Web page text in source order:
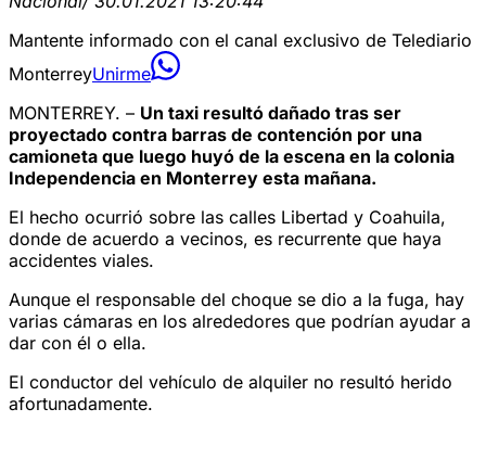
Mantente informado con el canal exclusivo de Telediario
MonterreyUnirme
MONTERREY. – Un taxi resultó dañado tras ser
proyectado contra barras de contención por una
camioneta que luego huyó de la escena en la colonia
Independencia en Monterrey esta mañana.
El hecho ocurrió sobre las calles Libertad y Coahuila,
donde de acuerdo a vecinos, es recurrente que haya
accidentes viales.
Aunque el responsable del choque se dio a la fuga, hay
varias cámaras en los alrededores que podrían ayudar a
dar con él o ella.
El conductor del vehículo de alquiler no resultó herido
afortunadamente.